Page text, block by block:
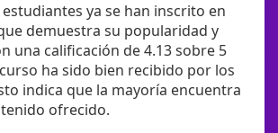
estudiantes ya se han inscrito en
demuestra su popularidad y
una calificación de 4.13 sobre 5
ha sido bien recibido por los
indica que la mayoría encuentra
ofrecido.